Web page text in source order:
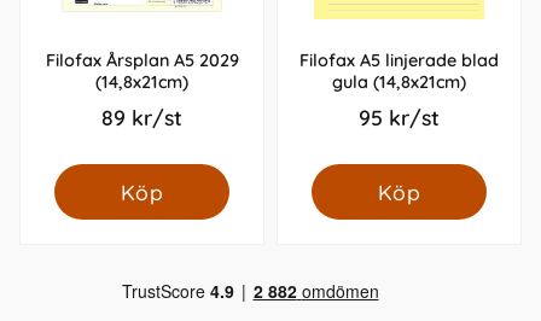
Filofax Årsplan A5 2029
(14,8x21cm)
89 kr/st
Köp
Filofax A5 linjerade blad
gula (14,8x21cm)
95 kr/st
Köp